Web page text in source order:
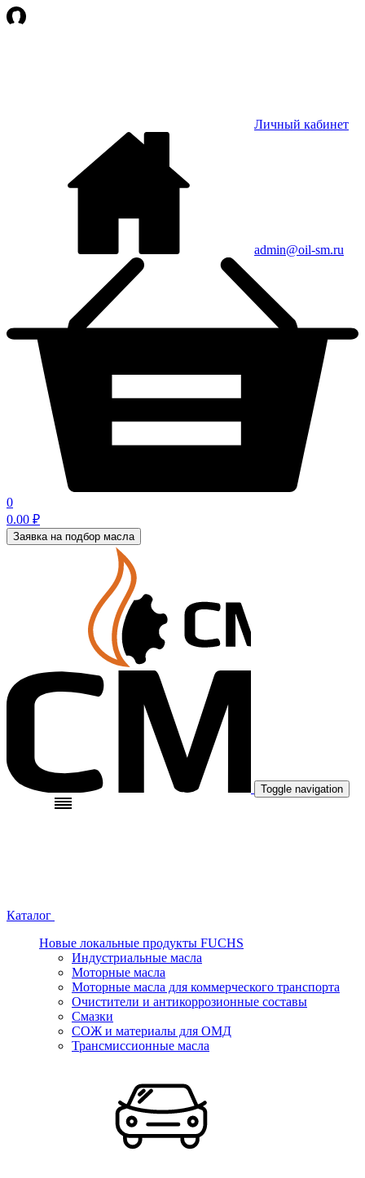
Личный кабинет
admin@oil-sm.ru
0
0.00 ₽
Заявка на подбор масла
Toggle navigation
Каталог
Новые локальные продукты FUCHS
Индустриальные масла
Моторные масла
Моторные масла для коммерческого транспорта
Очистители и антикоррозионные составы
Смазки
СОЖ и материалы для ОМД
Трансмиссионные масла